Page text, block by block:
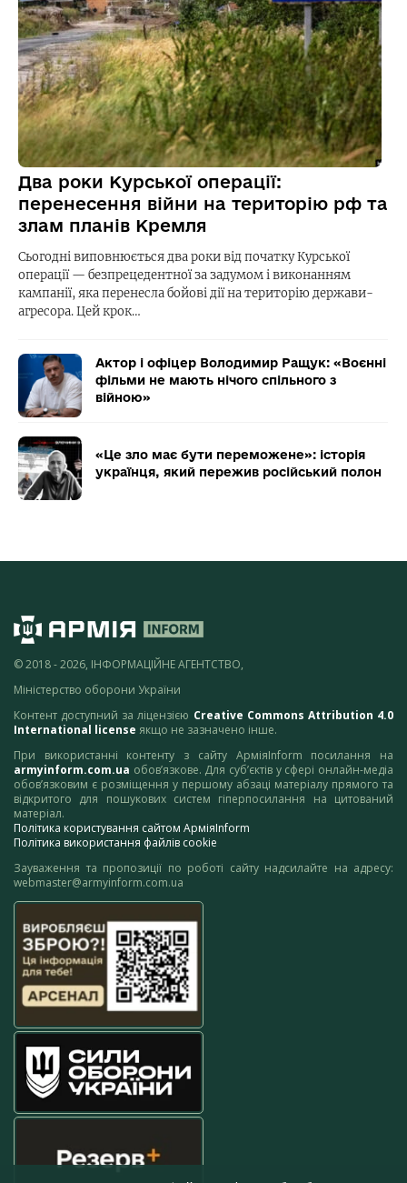
Два роки Курської операції:
перенесення війни на територію рф та
злам планів Кремля
Сьогодні виповнюється два роки від початку Курської
операції — безпрецедентної за задумом і виконанням
кампанії, яка перенесла бойові дії на територію держави-
агресора. Цей крок…
Актор і офіцер Володимир Ращук: «Воєнні
фільми не мають нічого спільного з
війною»
«Це зло має бути переможене»: історія
українця, який пережив російський полон
© 2018 - 2026, ІНФОРМАЦІЙНЕ АГЕНТСТВО,
Міністерство оборони України
Контент доступний за ліцензією Creative Commons Attribution 4.0
International license якщо не зазначено інше.
При використанні контенту з сайту АрміяInform посилання на
armyinform.com.ua обов’язкове. Для суб’єктів у сфері онлайн-медіа
обов’язковим є розміщення у першому абзаці матеріалу прямого та
відкритого для пошукових систем гіперпосилання на цитований
матеріал.
Політика користування сайтом АрміяInform
Політика використання файлів cookie
Зауваження та пропозиції по роботі сайту надсилайте на адресу:
webmaster@armyinform.com.ua